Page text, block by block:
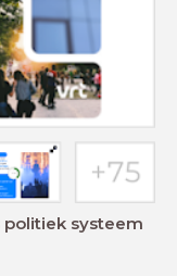
politiek systeem